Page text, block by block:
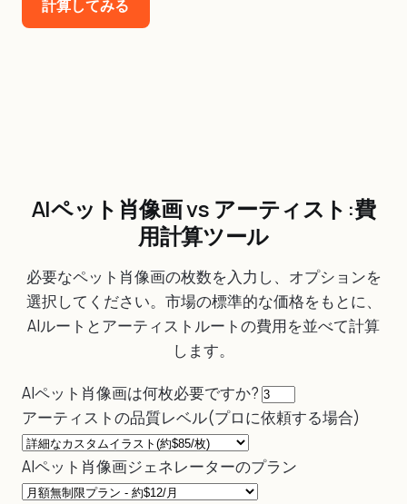
計算してみる
AIペット肖像画 vs アーティスト:費
用計算ツール
必要なペット肖像画の枚数を入力し、オプションを
選択してください。市場の標準的な価格をもとに、
AIルートとアーティストルートの費用を並べて計算
します。
AIペット肖像画は何枚必要ですか?
アーティストの品質レベル(プロに依頼する場合)
AIペット肖像画ジェネレーターのプラン